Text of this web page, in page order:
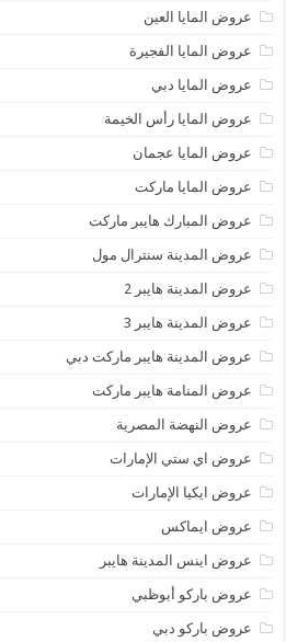
عروض المايا العين
عروض المايا الفجيرة
عروض المايا دبي
عروض المايا رأس الخيمة
عروض المايا عجمان
عروض المايا ماركت
عروض المبارك هايبر ماركت
عروض المدينة سنترال مول
عروض المدينة هايبر 2
عروض المدينة هايبر 3
عروض المدينة هايبر ماركت دبي
عروض المنامة هايبر ماركت
عروض النهضة المصرية
عروض اي ستي الإمارات
عروض ايكيا الإمارات
عروض ايماكس
عروض اينس المدينة هايبر
عروض باركو أبوظبي
عروض باركو دبي